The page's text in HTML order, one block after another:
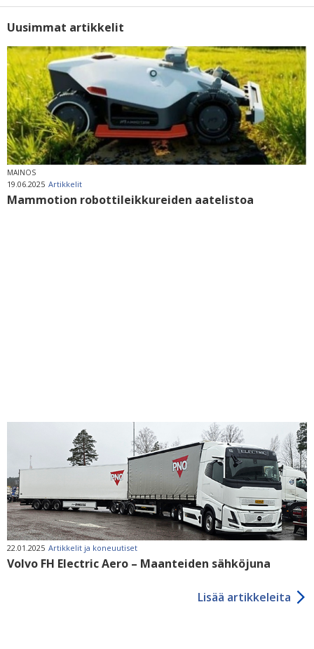
Uusimmat artikkelit
MAINOS
19.06.2025 Artikkelit
Mammotion robottileikkureiden aatelistoa
22.01.2025 Artikkelit ja koneuutiset
Volvo FH Electric Aero – Maanteiden sähköjuna
Lisää artikkeleita